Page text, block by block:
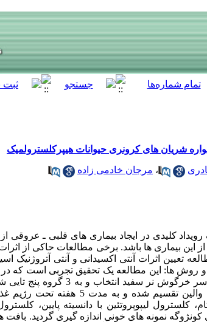
شریان های کرونری حیوانات هیپرکلسترولمیک
، مرجان خادمی زاده
کلیدی در ایجاد بیماری های قلبی ـ عروقی
بیماری ها باشد. برخی مطالعات حاکی از اثرات
تعیین اثرات آنتی اکسیدانی و آنتی آتروژنیک
و روش ها: این مطالعه یک تحقیق تجربی است که
دانشکده داروسازی اصفهان در سال 1384 انجام گردید. تعداد 15
کنترل نرمال، کنترل پر کلسترول و پر کلسترول تحت درمان با
لیپوپروتئین با دانسیته پایین، کلسترول
کونژوگه نمونه های خونی اندازه گیری گردید.